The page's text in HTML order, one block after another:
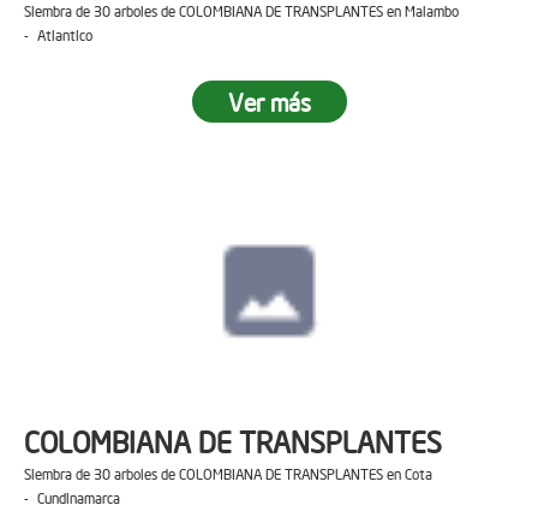
Siembra de 30 arboles de COLOMBIANA DE TRANSPLANTES en Malambo
- Atlantico
Ver más
COLOMBIANA DE TRANSPLANTES
Siembra de 30 arboles de COLOMBIANA DE TRANSPLANTES en Cota
- Cundinamarca